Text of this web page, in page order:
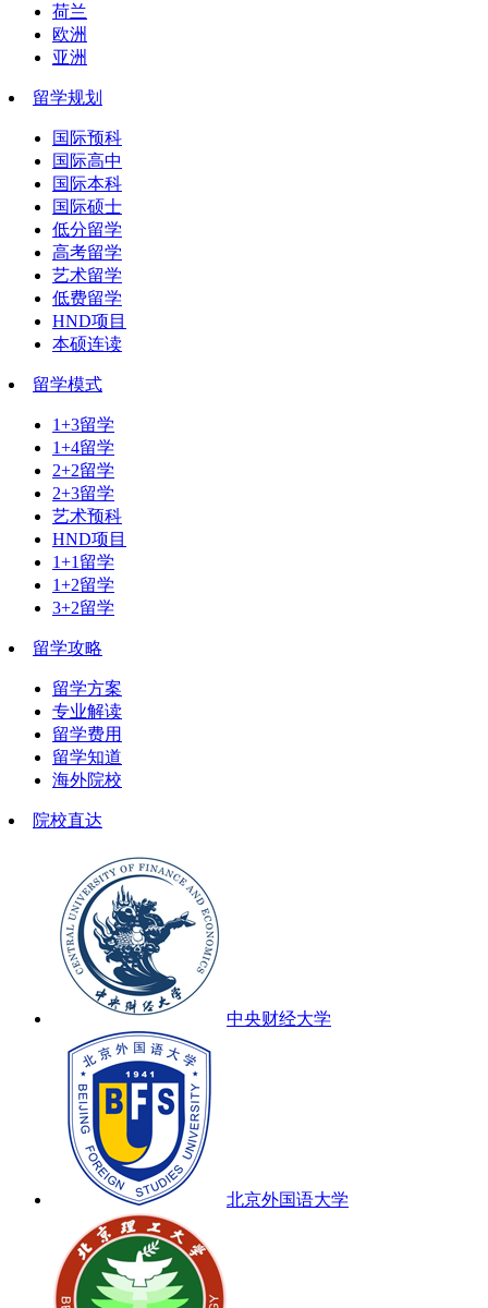
荷兰
欧洲
亚洲
留学规划
国际预科
国际高中
国际本科
国际硕士
低分留学
高考留学
艺术留学
低费留学
HND项目
本硕连读
留学模式
1+3留学
1+4留学
2+2留学
2+3留学
艺术预科
HND项目
1+1留学
1+2留学
3+2留学
留学攻略
留学方案
专业解读
留学费用
留学知道
海外院校
院校直达
中央财经大学
北京外国语大学